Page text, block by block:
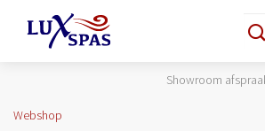
Showroom
Webshop